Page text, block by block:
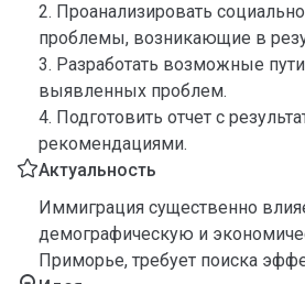
2. Проанализировать
проблемы, возникающие в
3. Разработать возможные
выявленных проблем.
4. Подготовить отчет с
рекомендациями.
Актуальность
Иммиграция существенно
демографическую и
Приморье, требует поиска